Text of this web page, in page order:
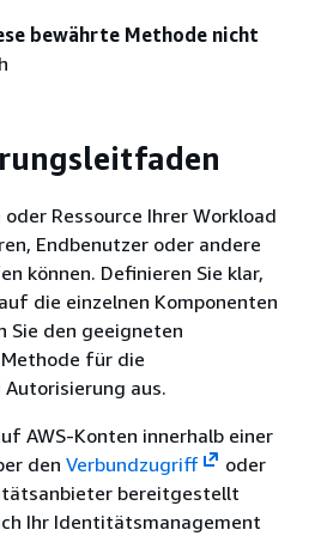
bewährte Methode nicht
Ressource Ihrer Workload
Endbenutzer oder andere
können. Definieren Sie klar,
die einzelnen Komponenten
Sie den geeigneten
für die
aus.
AWS-Konten innerhalb einer
den Verbundzugriff
oder
bereitgestellt
Ihr Identitätsmanagement